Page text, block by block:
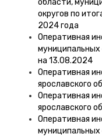
области,
округов по
2024 года
Оперативная
муниципальных
на 13.08.2024
Оперативная
ярославского
Оперативная
ярославского
Оперативная
муниципальных